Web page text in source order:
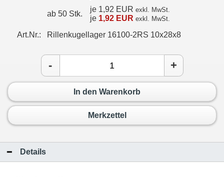
ab 50 Stk.
je 1,92 EUR exkl. MwSt.
je 1,92 EUR exkl. MwSt.
Art.Nr.: Rillenkugellager 16100-2RS 10x28x8
- +
In den Warenkorb
Merkzettel
Details